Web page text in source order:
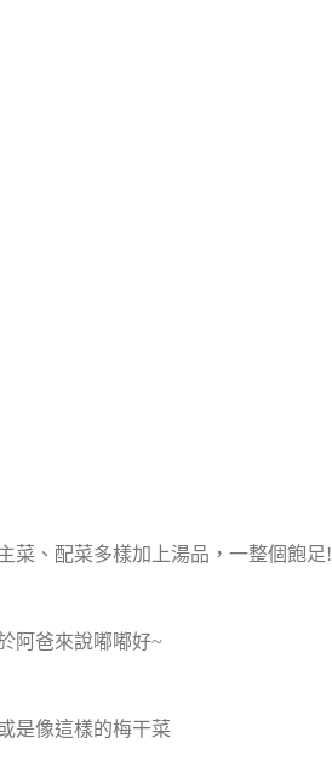
菜、配菜多樣加上湯品，一整個飽足!
阿爸來說嘟嘟好~
是像這樣的梅干菜